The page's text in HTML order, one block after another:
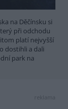
na Děčínsku si
při odchodu
platí nejvyšší
dostihli a dali
park na
reklama